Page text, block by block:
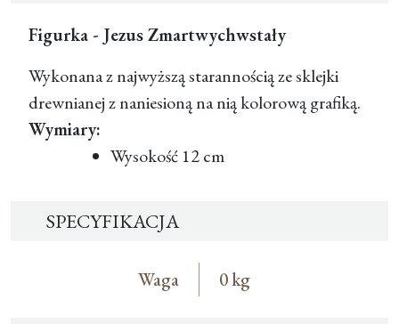
Figurka - Jezus Zmartwychwstały
Wykonana z najwyższą starannością ze sklejki
drewnianej z naniesioną na nią kolorową grafiką.
Wymiary:
Wysokość 12 cm
SPECYFIKACJA
Waga 0 kg